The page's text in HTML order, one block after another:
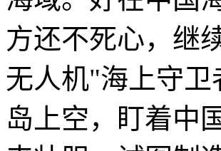
方还不死心，继
无人机"海上守
岛上空，盯着中